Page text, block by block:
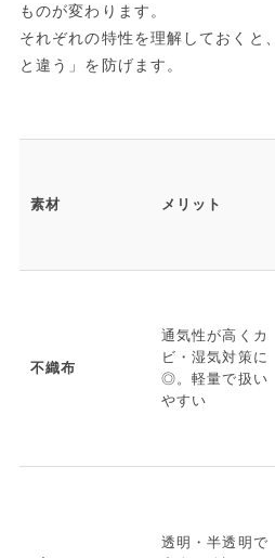
ものが変わります。
それぞれの特性を理解しておくと
と違う」を防げます。
素材 メリット
不織布
通気性が高くカ
ビ・湿気対策に
◎。軽量で扱い
やすい
透明・半透明で